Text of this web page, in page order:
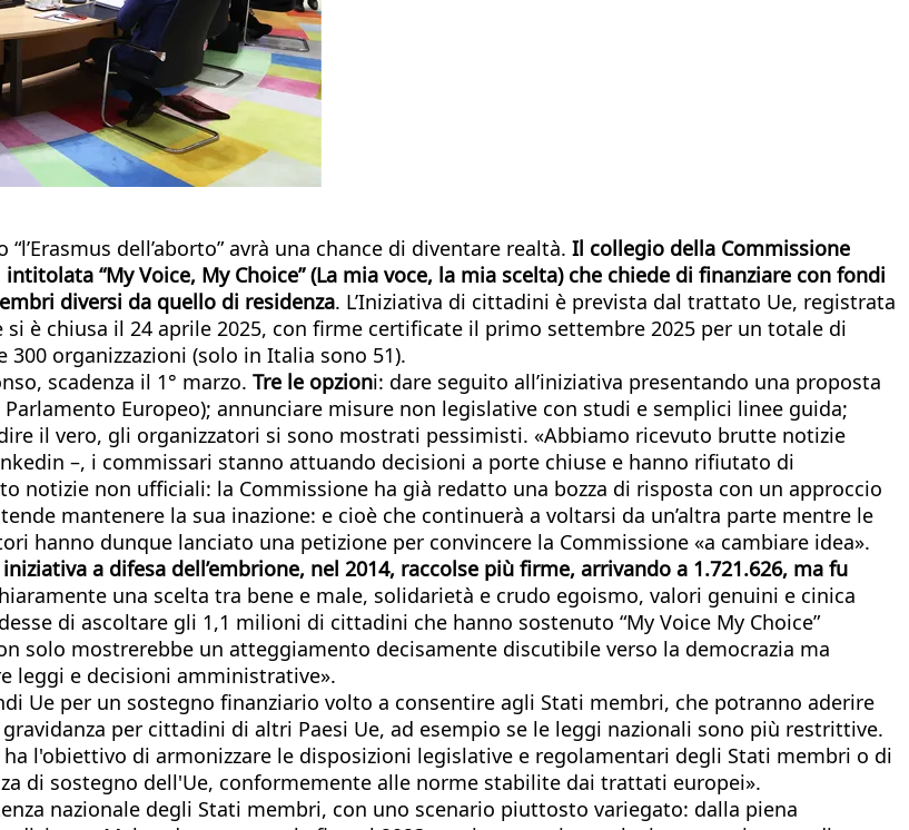
dell’aborto” avrà una chance di diventare realtà. Il collegio della Commissione
“My Voice, My Choice” (La mia voce, la mia scelta) che chiede di finanziare con fondi
diversi da quello di residenza. L’Iniziativa di cittadini è prevista dal trattato Ue, registrata
è chiusa il 24 aprile 2025, con firme certificate il primo settembre 2025 per un totale di
300 organizzazioni (solo in Italia sono 51).
scadenza il 1° marzo. Tre le opzioni: dare seguito all’iniziativa presentando una proposta
Europeo); annunciare misure non legislative con studi e semplici linee guida;
il vero, gli organizzatori si sono mostrati pessimisti. «Abbiamo ricevuto brutte notizie
–, i commissari stanno attuando decisioni a porte chiuse e hanno rifiutato di
notizie non ufficiali: la Commissione ha già redatto una bozza di risposta con un approccio
mantenere la sua inazione: e cioè che continuerà a voltarsi da un’altra parte mentre le
hanno dunque lanciato una petizione per convincere la Commissione «a cambiare idea».
a difesa dell’embrione, nel 2014, raccolse più firme, arrivando a 1.721.626, ma fu
una scelta tra bene e male, solidarietà e crudo egoismo, valori genuini e cinica
di ascoltare gli 1,1 milioni di cittadini che hanno sostenuto “My Voice My Choice”
solo mostrerebbe un atteggiamento decisamente discutibile verso la democrazia ma
leggi e decisioni amministrative».
Ue per un sostegno finanziario volto a consentire agli Stati membri, che potranno aderire
per cittadini di altri Paesi Ue, ad esempio se le leggi nazionali sono più restrittive.
l'obiettivo di armonizzare le disposizioni legislative e regolamentari degli Stati membri o di
di sostegno dell'Ue, conformemente alle norme stabilite dai trattati europei».
nazionale degli Stati membri, con uno scenario piuttosto variegato: dalla piena